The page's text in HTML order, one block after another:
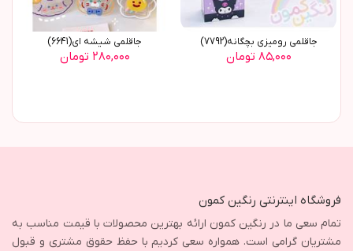
جاقلمی رومیزی بچگانه(7792)
۸۵,۰۰۰ تومان
جاقلمی شیشه ای(6641)
۲۸۰,۰۰۰ تومان
فروشگاه اینترنتی رنگین کمون
تمام سعی ما در رنگین کمون ارائه بهترین محصولات با قیمت مناسب به
مشتریان گرامی است. همواره سعی کردیم با حفظ حقوق مشتری و قبول